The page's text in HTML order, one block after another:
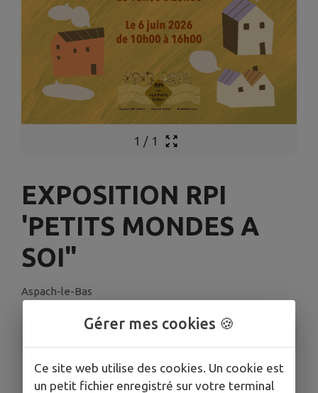
1 / 1
EXPOSITION RPI
'PETITS MONDES A
SOI"
Aspach-le-Bas
LIEU
SALLE DES FETES DE SCHWEIGHOUSE
Gérer mes cookies 🍪
Ce site web utilise des cookies. Un cookie est
un petit fichier enregistré sur votre terminal